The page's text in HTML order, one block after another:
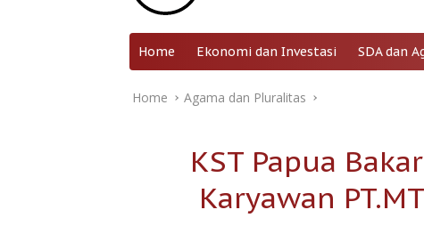
Home Ekonomi dan Investasi SDA dan
Home Agama dan Pluralitas
KST Papua
Karyawan